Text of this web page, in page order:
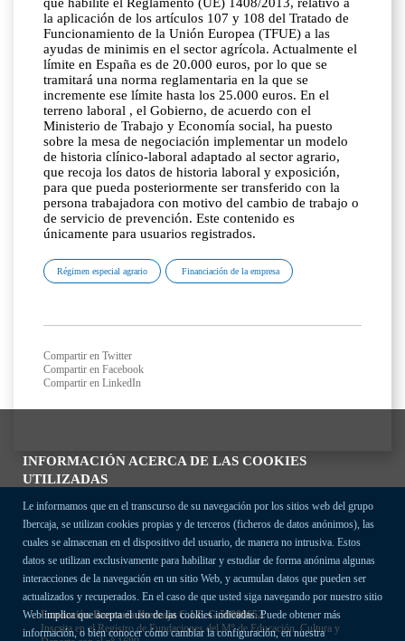
INFORMACIÓN ACERCA DE LAS COOKIES
UTILIZADAS
Le informamos que en el transcurso de su navegación por los sitios web del grupo
Ibercaja, se utilizan cookies propias y de terceros (ficheros de datos anónimos), las
cuales se almacenan en el dispositivo del usuario, de manera no intrusiva. Estos
datos se utilizan exclusivamente para habilitar y estudiar de forma anónima algunas
interacciones de la navegación en un sitio Web, y acumulan datos que pueden ser
actualizados y recuperados. En el caso de que usted siga navegando por nuestro sitio
Web implica que acepta el uso de las cookies indicadas. Puede obtener más
información, o bien conocer cómo cambiar la configuración, en nuestra
la aplicación de los artículos 107 y 108 del Tratado de
Funcionamiento de la Unión Europea (TFUE) a las
ayudas de minimis en el sector agrícola. Actualmente el
límite en España es de 20.000 euros, por lo que se
tramitará una norma reglamentaria en la que se
incremente ese límite hasta los 25.000 euros. En el
terreno laboral , el Gobierno, de acuerdo con el
Ministerio de Trabajo y Economía social, ha puesto
sobre la mesa de negociación implementar un modelo
de historia clínico-laboral adaptado al sector agrario,
que recoja los datos de historia laboral y exposición,
para que pueda posteriormente ser transferido con la
persona trabajadora con motivo del cambio de trabajo o
de servicio de prevención. Este contenido es
únicamente para usuarios registrados.
Régimen especial agrario Financiación de la empresa
Compartir en Twitter
Compartir en Facebook
Compartir en LinkedIn
Fundación Bancaria Ibercaja C.I.F. G-50000652.
Inscrita en el Registro de Fundaciones del Mº de Educación, Cultura y